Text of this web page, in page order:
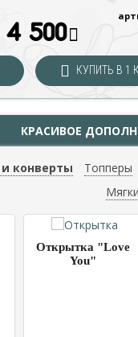
4 500
КУПИТЬ В 1
КРАСИВОЕ
конверты Топперы
Открытка "Love
You"